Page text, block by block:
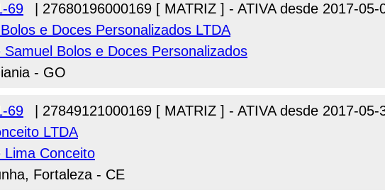
69
| 27680196000169 [ MATRIZ ] - ATIVA desde 2017-05-
e Doces Personalizados LTDA
Samuel Bolos e Doces Personalizados
- GO
69
| 27849121000169 [ MATRIZ ] - ATIVA desde 2017-05-
LTDA
Lima Conceito
Fortaleza - CE